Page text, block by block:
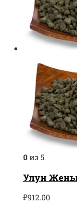
0из 5
Улун
₽912.00